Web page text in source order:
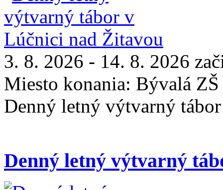
3. 8. 2026 - 14. 8. 2026
Miesto konania: Bývalá ZŠ
Denný letný výtvarný
Denný letný výtvarný